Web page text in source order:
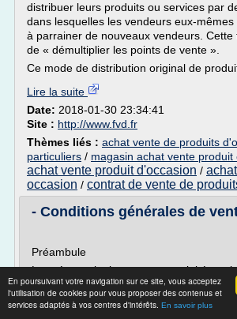
En poursuivant votre navigation sur ce site, vous acceptez
l'utilisation de cookies pour vous proposer des contenus et
services adaptés à vos centres d'intérêts. En savoir plus
distribuer leurs produits ou services par
dans lesquelles les vendeurs eux-
à parrainer de nouveaux vendeurs.
de « démultiplier les points de vente ».
Ce mode de distribution original de
Lire la suite
Date: 2018-01-30 23:34:41
Site : http://www.fvd.fr
Thèmes liés : achat vente de produits
particuliers / magasin achat vente produit
achat vente produit d'occasion /
occasion / contrat de vente de
- Conditions générales de
Préambule
Le présent site internet est exploité par
BERGERE DE FRANCE, Société
726 064 EUR, dont le siège social est
Bradfer à 55000 BAR LE DUC (France),